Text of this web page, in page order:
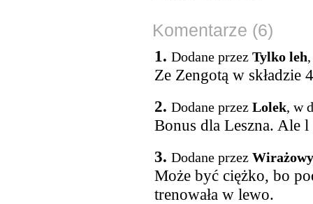
Komentarze (6)
1. Dodane przez Tylko leh
Ze Zengotą w składzie
2. Dodane przez Lolek, w
Bonus dla Leszna. Ale
3. Dodane przez Wirażowy
Może być ciężko, bo
trenowała w lewo.